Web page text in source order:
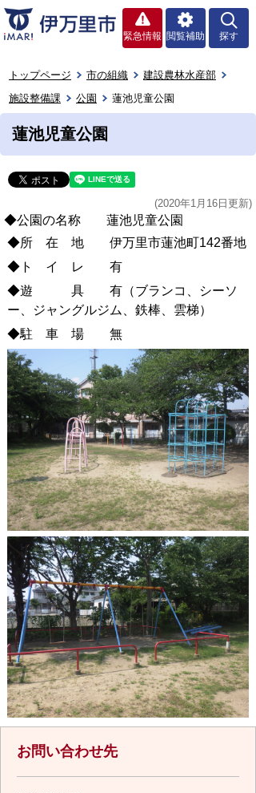
緊急情報 閲覧補助 探す
トップページ 市の組織
建設農林水産部
施設整備課
公園 蓮池児童公園
蓮池児童公園
(2020年1月16日更新)
◆公園の名称 蓮池児童公園
◆所 在 地 伊万里市蓮池町142番地
◆ト イ レ 有
◆遊 具 有（ブランコ、シーソ
ー、ジャングルジム、鉄棒、雲梯）
◆駐 車 場 無
お問い合わせ先